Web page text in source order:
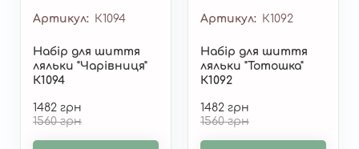
Артикул К1094
Набір для шиття
ляльки "Чарівниця"
К1094
1482 грн
1560 грн
Артикул К1092
Набір для шиття
ляльки "Тотошка"
К1092
1482 грн
1560 грн